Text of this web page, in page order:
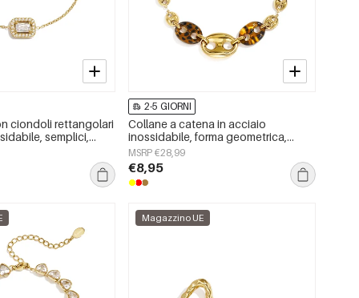
ciondoli rettangolari
semplici,
Simple, gioielli da
2-5 GIORNI
Collane a catena in acciaio
inossidabile, forma geometrica,
semplici, serie &quot;Daily
Simple&quot;, gioielli da donna
MSRP €28,99
€8,95
Magazzino UE